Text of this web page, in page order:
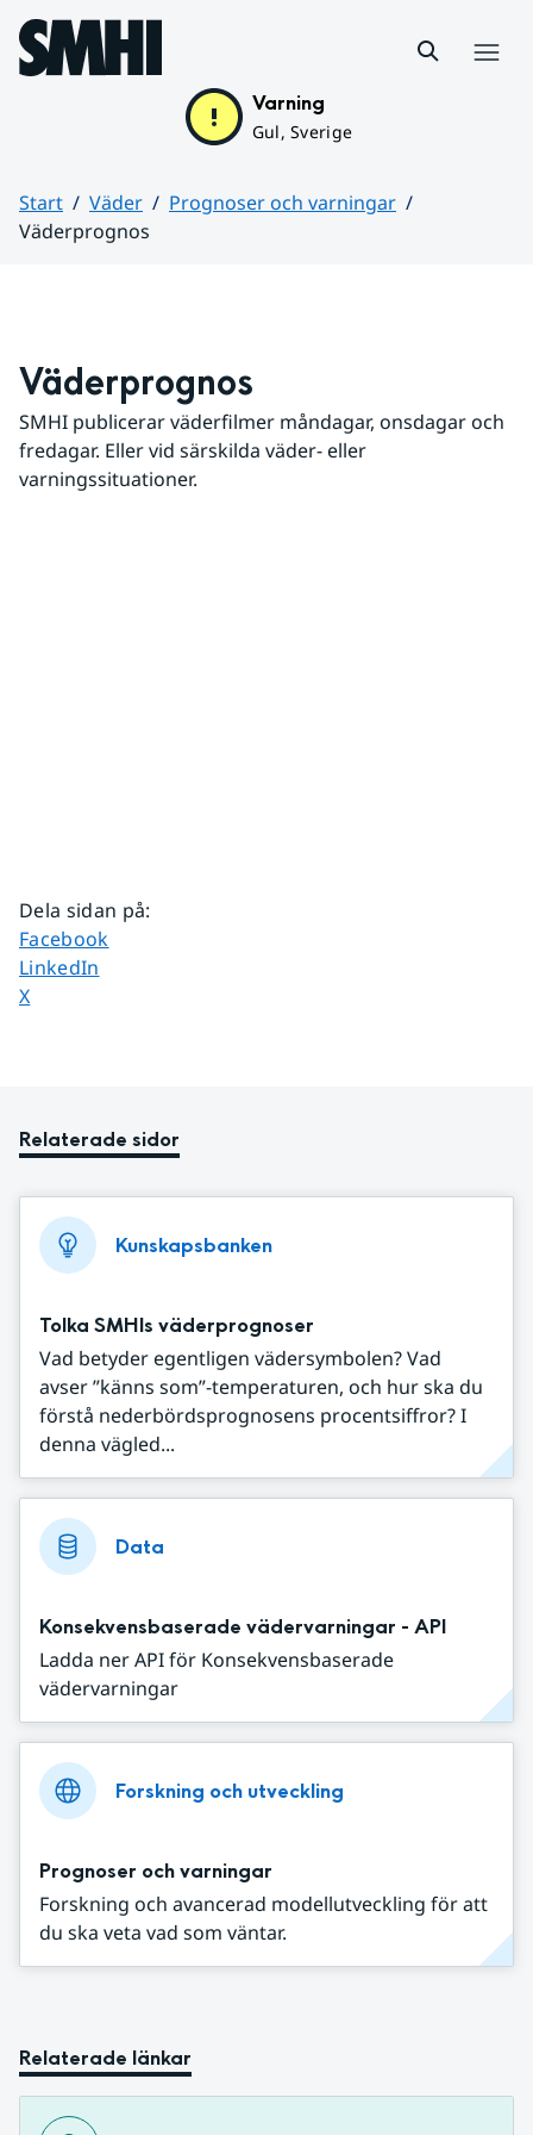
Hoppa till sidans innehåll
Varning
Gul, Sverige
Start Väder
Prognoser och varningar
Väderprognos
Väderprognos
SMHI publicerar väderfilmer måndagar, onsdagar och
fredagar. Eller vid särskilda väder- eller
varningssituationer.
Dela sidan på:
Dela sidan på
Facebook
Dela sidan på
LinkedIn
Dela sidan på
X
Relaterade sidor
Kunskapsbanken
Tolka SMHIs väderprognoser
Vad betyder egentligen vädersymbolen? Vad
avser ”känns som”-temperaturen, och hur ska du
förstå nederbördsprognosens procentsiffror? I
denna vägled...
Data
Konsekvensbaserade vädervarningar - API
Ladda ner API för Konsekvensbaserade
vädervarningar
Forskning och utveckling
Prognoser och varningar
Forskning och avancerad modellutveckling för att
du ska veta vad som väntar.
Relaterade länkar